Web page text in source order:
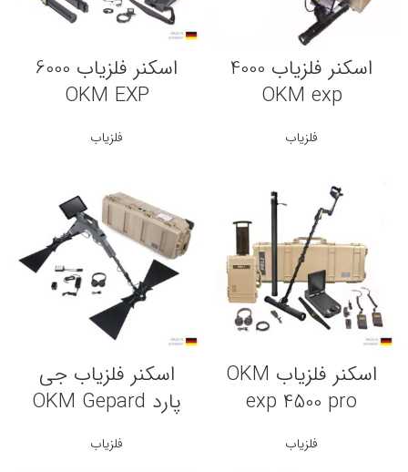
اسکنر فلزیاب 4000
OKM exp
فلزیاب
اسکنر فلزیاب 6000
OKM EXP
فلزیاب
اسکنر فلزیاب OKM
exp 4500 pro
فلزیاب
اسکنر فلزیاب جی
پارد OKM Gepard
فلزیاب